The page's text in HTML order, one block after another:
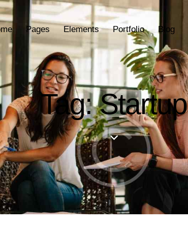
Pages Elements Portfolio Blog
Tag: Startup